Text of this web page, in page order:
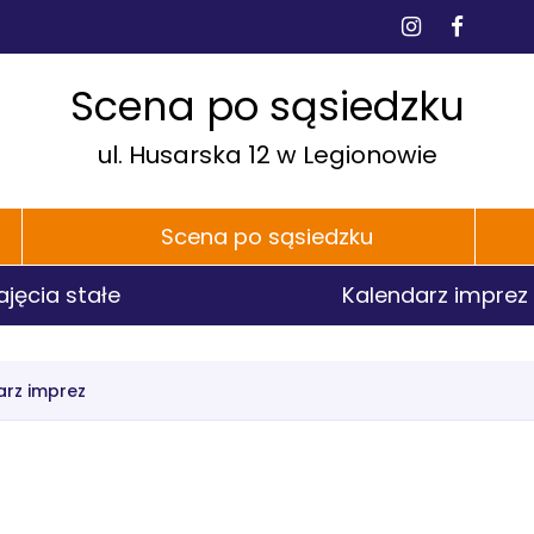
Instagram
Scena po sąsiedzku
ul. Husarska 12 w Legionowie
Scena po sąsiedzku
stałe Kalendarz imprez
imprez